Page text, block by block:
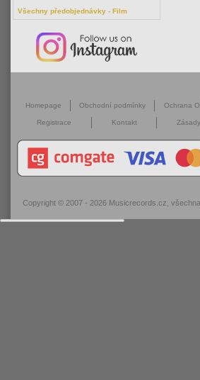
Všechny předobjednávky - Film
Homepage Obchodní podmínky Ochrana
Registrace Kontakt
Copyright © 2007 - 2026 Musicrecords.cz ,